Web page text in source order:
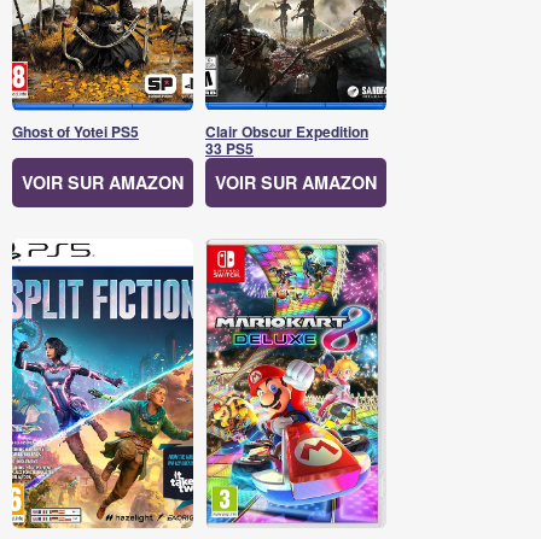
Ghost of Yotei PS5
VOIR SUR AMAZON
Clair Obscur Expedition
33 PS5
VOIR SUR AMAZON